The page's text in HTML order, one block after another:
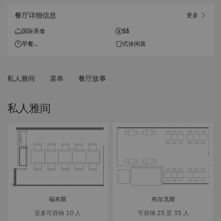
餐厅详细信息 更多
国际美食
$$
早餐
午餐
11:30 -14:30
12:00 - 15:00
式休闲装
私人雅间 菜单 餐厅故事
私人雅间
福布斯
至多可容纳 10 人
布尔戈斯
可容纳 25 至 35 人